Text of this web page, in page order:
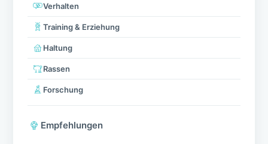
Verhalten
Training & Erziehung
Haltung
Rassen
Forschung
Empfehlungen